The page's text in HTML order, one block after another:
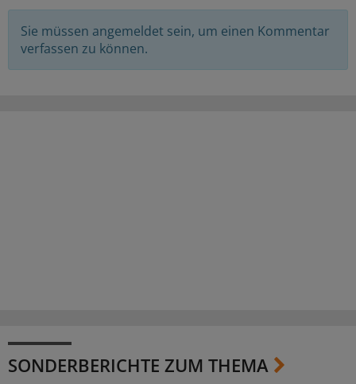
Sie müssen angemeldet sein, um einen Kommentar
verfassen zu können.
SONDERBERICHTE ZUM THEMA